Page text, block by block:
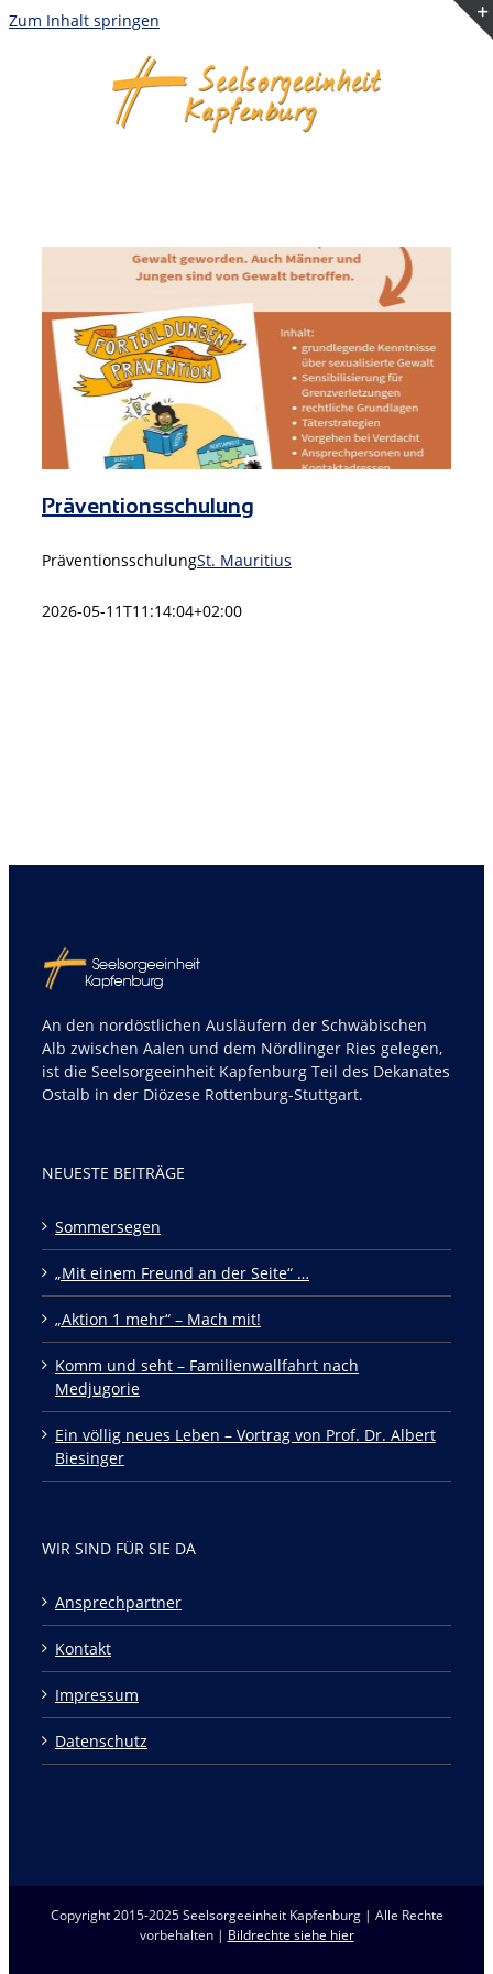
Zum Inhalt springen
Präventionsschulung
PräventionsschulungSt. Mauritius
2026-05-11T11:14:04+02:00
An den nordöstlichen Ausläufern der Schwäbischen
Alb zwischen Aalen und dem Nördlinger Ries gelegen,
ist die Seelsorgeeinheit Kapfenburg Teil des Dekanates
Ostalb in der Diözese Rottenburg-Stuttgart.
NEUESTE BEITRÄGE
Sommersegen
„Mit einem Freund an der Seite“ …
„Aktion 1 mehr“ – Mach mit!
Komm und seht – Familienwallfahrt nach
Medjugorie
Ein völlig neues Leben – Vortrag von Prof. Dr. Albert
Biesinger
WIR SIND FÜR SIE DA
Ansprechpartner
Kontakt
Impressum
Datenschutz
Copyright 2015-2025 Seelsorgeeinheit Kapfenburg | Alle Rechte
vorbehalten | Bildrechte siehe hier